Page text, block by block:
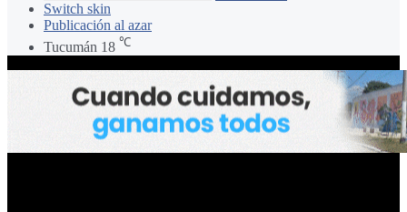
Switch skin
Publicación al azar
Tucumán 18 ℃